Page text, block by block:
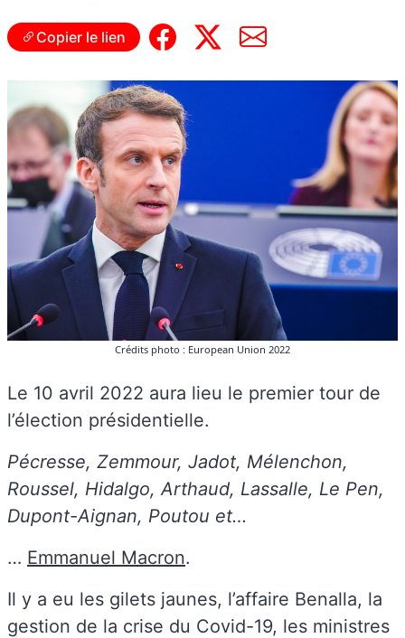
Copier le lien
Crédits photo : European Union 2022
Le 10 avril 2022 aura lieu le premier tour de
l’élection présidentielle.
Pécresse, Zemmour, Jadot, Mélenchon,
Roussel, Hidalgo, Arthaud, Lassalle, Le Pen,
Dupont-Aignan, Poutou et…
… Emmanuel Macron.
Il y a eu les gilets jaunes, l’affaire Benalla, la
gestion de la crise du Covid-19, les ministres